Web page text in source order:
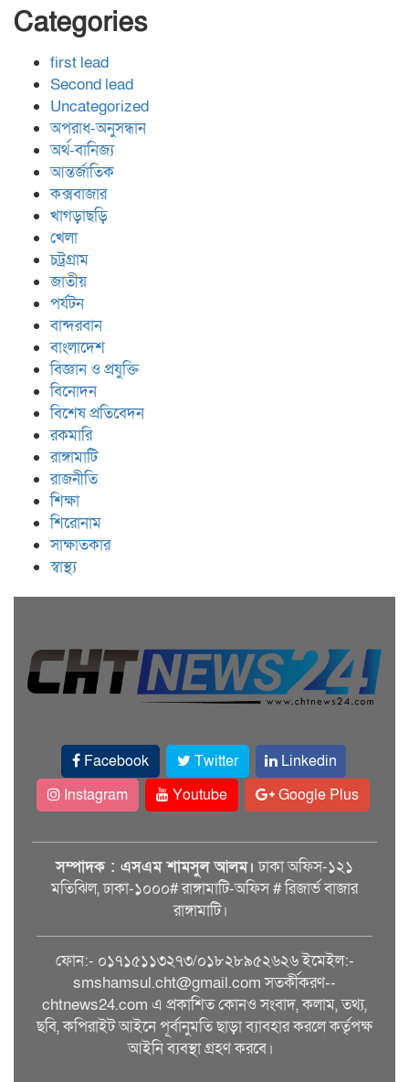
Categories
first lead
Second lead
Uncategorized
অপরাধ-অনুসন্ধান
অর্থ-বানিজ্য
আন্তর্জাতিক
কক্সবাজার
খাগড়াছড়ি
খেলা
চট্রগ্রাম
জাতীয়
পর্যটন
বান্দরবান
বাংলাদেশ
বিজ্ঞান ও প্রযুক্তি
বিনোদন
বিশেষ প্রতিবেদন
রকমারি
রাঙ্গামাটি
রাজনীতি
শিক্ষা
শিরোনাম
সাক্ষাতকার
স্বাস্থ্য
Facebook Twitter
Linkedin
Instagram
Youtube Google Plus
সম্পাদক : এসএম শামসুল আলম। ঢাকা অফিস-১২১
মতিঝিল, ঢাকা-১০০০# রাঙ্গামাটি-অফিস # রিজার্ভ বাজার
রাঙ্গামাটি।
ফোন:- ০১৭১৫১১৩২৭৩/০১৮২৮৯৫২৬২৬ ইমেইল:-
smshamsul.cht@gmail.com সতর্কীকরণ--
chtnews24.com এ প্রকাশিত কোনও সংবাদ, কলাম, তথ্য,
ছবি, কপিরাইট আইনে পূর্বানুমতি ছাড়া ব্যাবহার করলে কর্তৃপক্ষ
আইনি ব্যবস্থা গ্রহণ করবে।